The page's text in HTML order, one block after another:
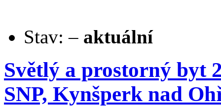
Stav: – aktuální
Světlý a prostorný byt
SNP, Kynšperk nad